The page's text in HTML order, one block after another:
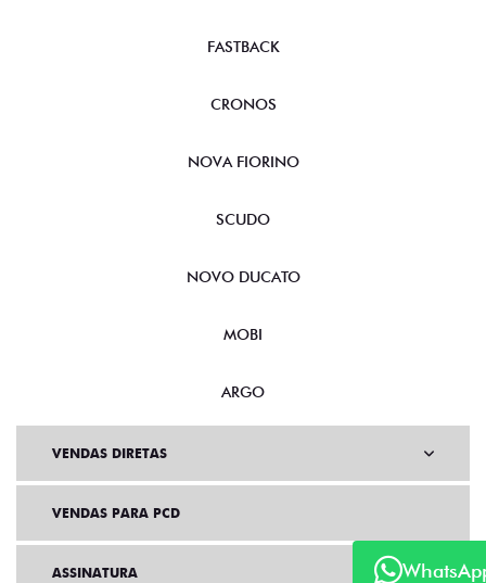
FASTBACK
CRONOS
NOVA FIORINO
SCUDO
NOVO DUCATO
MOBI
ARGO
VENDAS DIRETAS
VENDAS PARA PCD
ASSINATURA